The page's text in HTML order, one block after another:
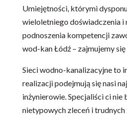
Umiejętności, którymi
wieloletniego doświadczenia i
podnoszenia kompetencji
wod-kan Łódź – zajmujemy
Sieci wodno-kanalizacyjne to
realizacji podejmują się nasi
inżynierowie. Specjaliści ci nie
nietypowych zleceń i